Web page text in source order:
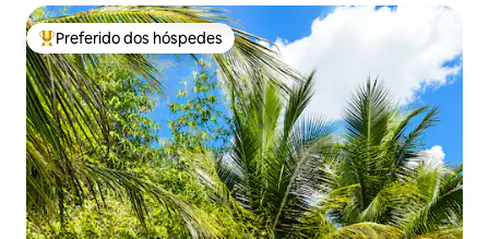
Entre os melhores preferidos dos hóspedes
Preferido dos hóspedes